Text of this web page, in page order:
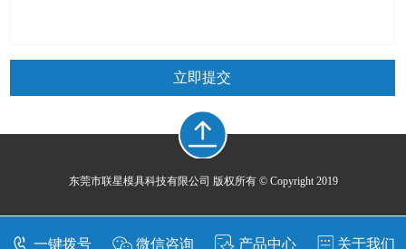
立即提交
东莞市联星模具科技有限公司 版权所有 © Copyright 2019
一键拨号 微信咨询 产品中心 关于我们